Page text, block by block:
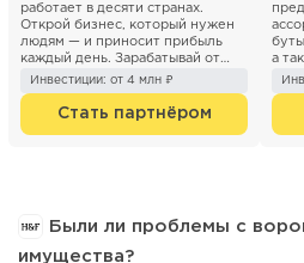
работает в десяти странах.
Открой бизнес, который нужен
людям — и приносит прибыль
каждый день. Зарабатывай от
300 000 р. с п...
Инвестиции: от 4 млн ₽
Стать партнёром
а
Были ли проблемы с
имущества?